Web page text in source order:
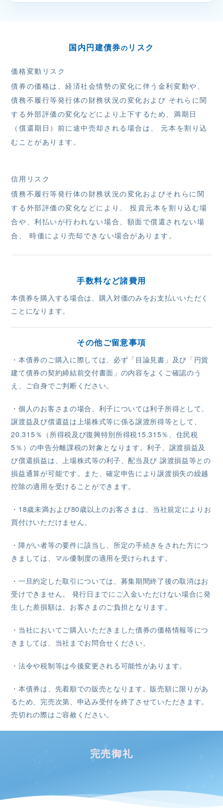
国内円建債券の リスク
価格変動リスク
債券の価格は、経済社会情勢の変化に伴う金利変動や、
債務不履行等発行体の財務状況の変化および それらに関
する外部評価の変化などにより上下するため、満期日
（償還期日）前に途中売却される場合は、 元本を割り込
むことがあります。
信用リスク
債務不履行等発行体の財務状況の変化およびそれらに関
する外部評価の変化などにより、 投資元本を割り込む場
合や、利払いが行われない場合、額面で償還されない場
合、 時価により売却できない場合があります。
手数料など諸費用
本債券を購入する場合は、購入対価のみをお支払いいただく
ことになります。
その他ご留意事項
・本債券のご購入に際しては、必ず「目論見書」及び「円貨
建て債券の契約締結前交付書面」の内容をよくご確認のう
え、ご自身でご判断ください。
・個人のお客さまの場合、利子については利子所得として、
譲渡益及び償還益は上場株式等に係る譲渡所得等として、
20.315％（所得税及び復興特別所得税15.315％、住民税
5％）の申告分離課税の対象となります。利子、譲渡損益及
び償還損益は、上場株式等の利子、配当及び 譲渡損益等との
損益通算が可能です。また、確定申告により譲渡損失の繰越
控除の適用を受けることができます。
・18歳未満および80歳以上のお客さまは、当社規定によりお
買付けいただけません。
・障がい者等の要件に該当し、所定の手続きをされた方につ
きましては、マル優制度の適用を受けられます。
・一旦約定した取引については、募集期間終了後の取消はお
受けできません。 発行日までにご入金いただけない場合に発
生した差損額は、お客さまのご負担となります。
・当社においてご購入いただきました債券の価格情報等につ
きましては、当社までお問合せください。
・法令や税制等は今後変更される可能性があります。
・本債券は、先着順での販売となります。販売額に限りがあ
るため、完売次第、申込み受付を終了させていただきます。
売切れの際はご容赦ください。
完売御礼